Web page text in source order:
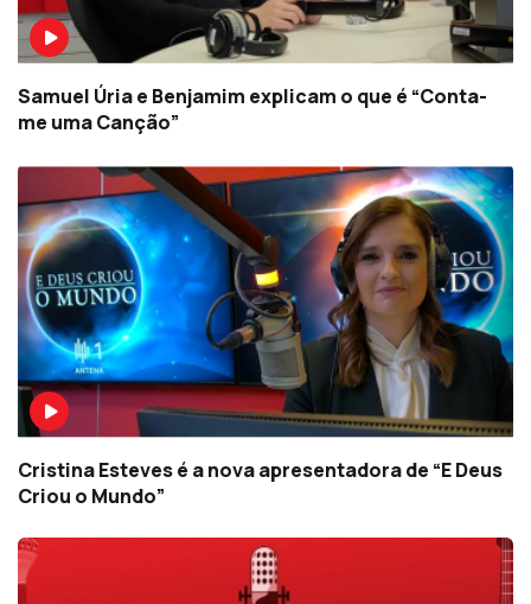
Samuel Úria e Benjamim explicam o que é “Conta-
me uma Canção”
Cristina Esteves é a nova apresentadora de “E Deus
Criou o Mundo”